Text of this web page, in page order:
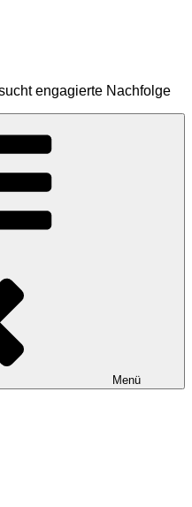
engagierte Nachfolge
Menü